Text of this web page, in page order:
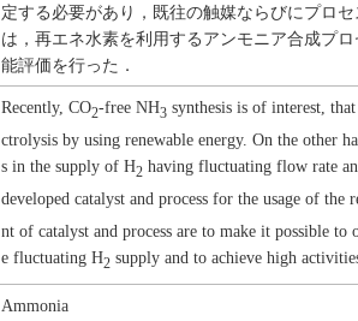
定する必要があり，既往の触媒ならびにプロ
は，再エネ水素を利用するアンモニア合成プ
能評価を行った．
Recently, CO2-free NH3 synthesis is of interest,
ctrolysis by using renewable energy. On the other
s in the supply of H2 having fluctuating flow rate
developed catalyst and process for the usage of the
nt of catalyst and process are to make it possible
e fluctuating H2 supply and to achieve high
Ammonia